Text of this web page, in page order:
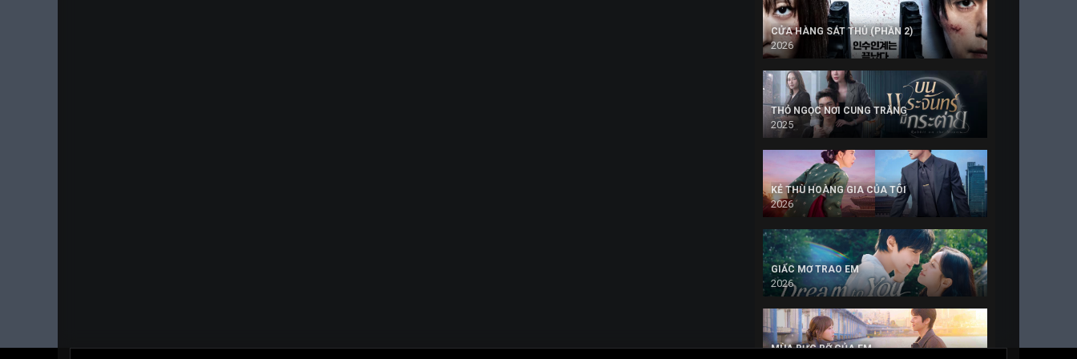
CỬA HÀNG SÁT THỦ (PHẦN 2)
2026
THỎ NGỌC NƠI CUNG TRĂNG
2025
KẺ THÙ HOÀNG GIA CỦA TÔI
2026
GIẤC MƠ TRAO EM
2026
MÙA RỰC RỠ CỦA EM